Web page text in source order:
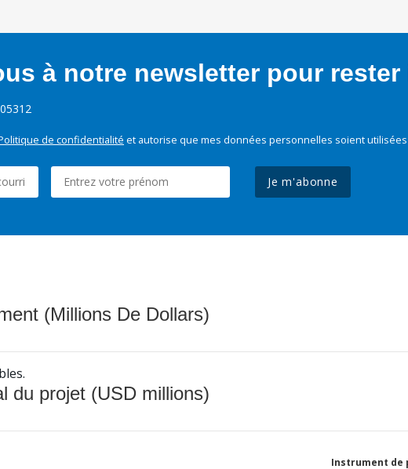
à notre newsletter pour rester
de confidentialité et autorise que mes données personnelles soient
Je m'abonne
(Millions De Dollars)
du projet (USD millions)
Instrument de